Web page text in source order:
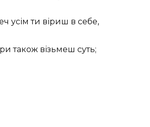
усім ти віриш в себе,
також візьмеш суть;